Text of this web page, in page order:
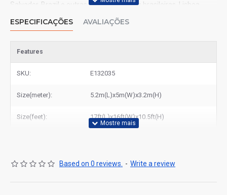
Salvador, Brazil e outras grandes cidades brasileiras, Lisboa,
portuguesas.
ESPECIFICAÇÕES AVALIAÇÕES
Features
SKU: E132035
Size(meter): 5.2m(L)x5m(W)x3.2m(H)
Size(feet): 17ft(L)x16ft(W)x10.5ft(H)
Based on 0 reviews. - Write a review